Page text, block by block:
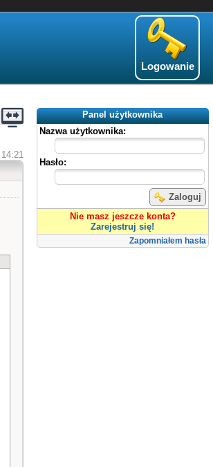
Logowanie
Panel użytkownika
Nazwa użytkownika:
Hasło:
Zaloguj
Nie masz jeszcze konta?
Zarejestruj się!
Zapomniałem hasła